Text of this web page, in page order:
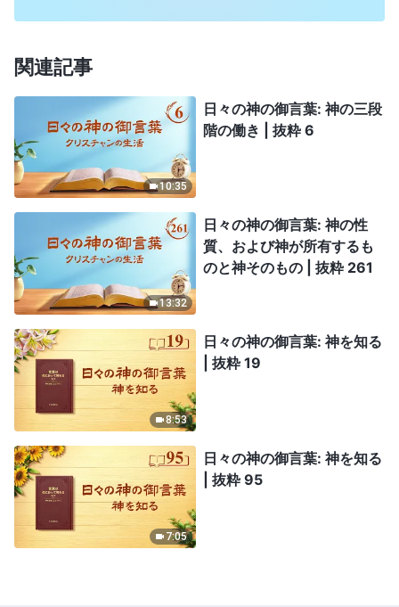
関連記事
10:35
日々の神の御言葉: 神の三段
階の働き | 抜粋 6
13:32
日々の神の御言葉: 神の性
質、および神が所有するも
のと神そのもの | 抜粋 261
8:53
日々の神の御言葉: 神を知る
| 抜粋 19
7:05
日々の神の御言葉: 神を知る
| 抜粋 95